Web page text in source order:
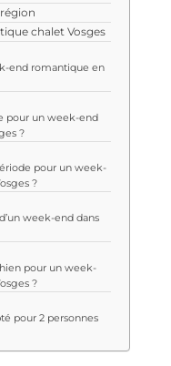
chalet Vosges
end romantique en
pour un week-end
?
pour un week-
?
week-end dans
pour un week-
?
pour 2 personnes